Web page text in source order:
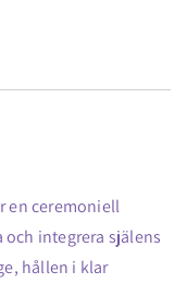
en ceremoniell
integrera själens
hållen i klar